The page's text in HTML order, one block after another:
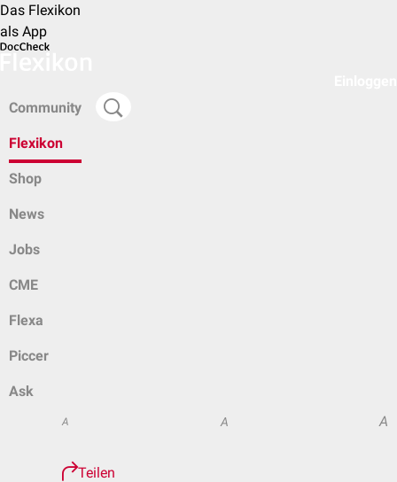
Das Flexikon
als App
Community
Flexikon
Shop
News
Jobs
CME
Flexa
Piccer
Ask
A A A
Teilen